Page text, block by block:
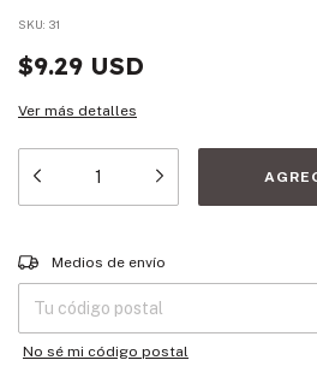
SKU: 31
$9.29 USD
Ver más detalles
Entregas para el CP:
Medios de envío
No sé mi código postal